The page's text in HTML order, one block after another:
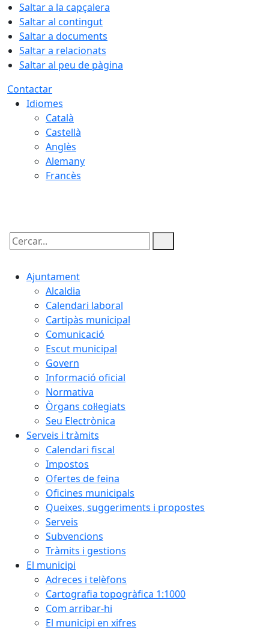
Saltar a la capçalera
Saltar al contingut
Saltar a documents
Saltar a relacionats
Saltar al peu de pàgina
Contactar
Idiomes
Català
Castellà
Anglès
Alemany
Francès
Cercar:
Ajuntament
Alcaldia
Calendari laboral
Cartipàs municipal
Comunicació
Escut municipal
Govern
Informació oficial
Normativa
Òrgans col·legiats
Seu Electrònica
Serveis i tràmits
Calendari fiscal
Impostos
Ofertes de feina
Oficines municipals
Queixes, suggeriments i propostes
Serveis
Subvencions
Tràmits i gestions
El municipi
Adreces i telèfons
Cartografia topogràfica 1:1000
Com arribar-hi
El municipi en xifres